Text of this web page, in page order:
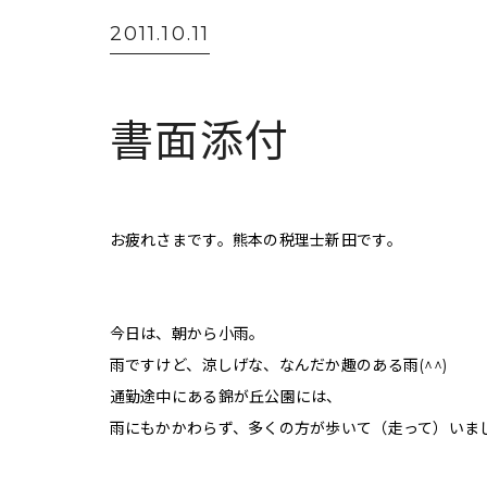
2011.10.11
書面添付
お疲れさまです。熊本の税理士新田です。
今日は、朝から小雨。
雨ですけど、涼しげな、なんだか趣のある雨(^^)
通勤途中にある錦が丘公園には、
雨にもかかわらず、多くの方が歩いて（走って）い